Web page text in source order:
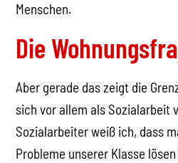
Menschen.
Die
Aber gerade das zeigt die
sich vor allem als Sozialarbeit
Sozialarbeiter weiß ich, dass
Probleme unserer Klasse